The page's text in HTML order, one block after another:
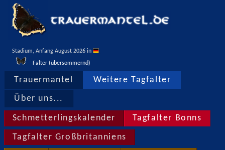
Stadium, Anfang August 2026 in
Falter (übersommernd)
Trauermantel Weitere Tagfalter
Über uns...
Schmetterlingskalender Tagfalter Bonns
Tagfalter Großbritanniens